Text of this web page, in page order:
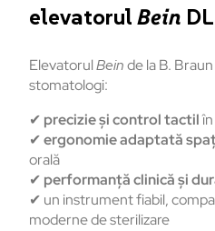
elevatorulBein
ElevatorulBeinde la B.
stomatologi:
✔ precizie și control tactil
✔ergonomie adaptată
orală
✔ performanță clinică și
✔ un instrument fiabil,
moderne de sterilizare